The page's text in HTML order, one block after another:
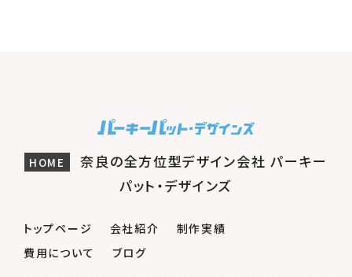
HOME
奈良の全方位型デザイン会社 パーキー
パット・デザインズ
トップページ 会社紹介
制作実績
費用について
ブログ